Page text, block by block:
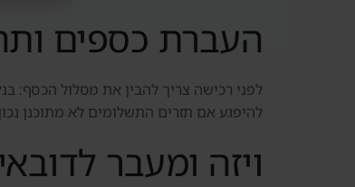
העברת כספים
לפני רכישה צריך להבין את מסלול הכסף:
להיפגע אם תזרים התשלומים לא מתוכנן
ויזה ומעבר